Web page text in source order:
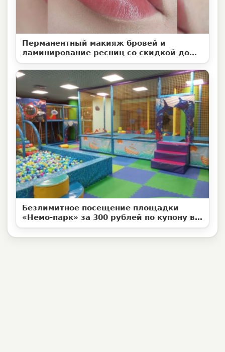
Перманентный макияж бровей и
ламинирование ресниц со скидкой до
50%
Безлимитное посещение площадки
«Немо-парк» за 300 рублей по купону в
ТЦ Мирамикс